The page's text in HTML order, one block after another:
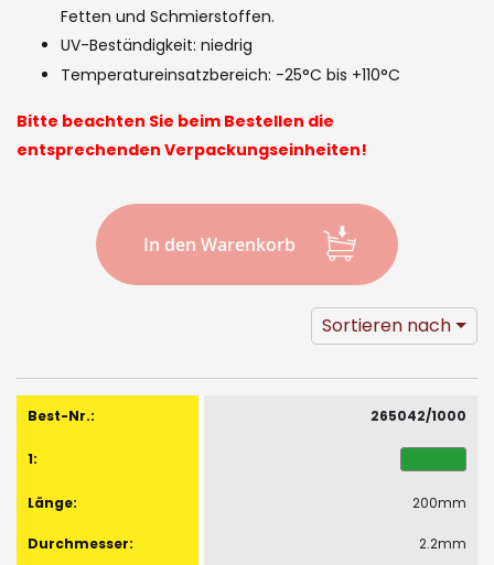
Fetten und Schmierstoffen.
UV-Beständigkeit: niedrig
Temperatureinsatzbereich: -25°C bis +110°C
Bitte beachten Sie beim Bestellen die
entsprechenden Verpackungseinheiten!
In den Warenkorb
Sortieren nach
Produkte
Artikel
265042/1000
200mm
2.2mm